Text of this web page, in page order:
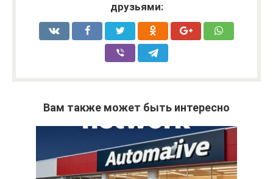
друзьями:
Вам также может быть интересно